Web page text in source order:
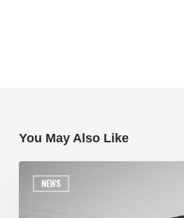
You May Also Like
NEWS